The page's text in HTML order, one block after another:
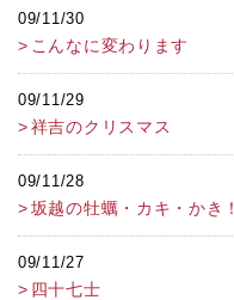
09/11/30
こんなに変わります
09/11/29
祥吉のクリスマス
09/11/28
坂越の牡蠣・カキ・かき！
09/11/27
四十七士